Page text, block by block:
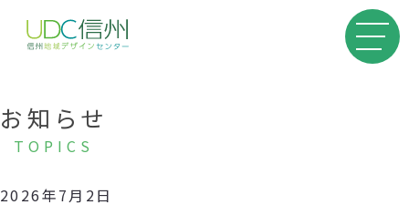
お知らせ
TOPICS
2026年7月2日